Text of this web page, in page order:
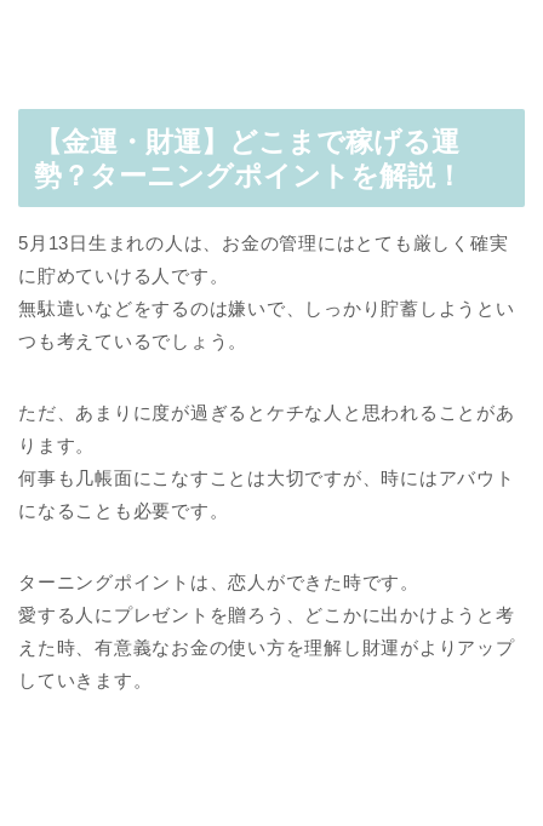
【金運・財運】どこまで稼げる運
勢？ターニングポイントを解説！
5月13日生まれの人は、お金の管理にはとても厳しく確実
に貯めていける人です。
無駄遣いなどをするのは嫌いで、しっかり貯蓄しようとい
つも考えているでしょう。
ただ、あまりに度が過ぎるとケチな人と思われることがあ
ります。
何事も几帳面にこなすことは大切ですが、時にはアバウト
になることも必要です。
ターニングポイントは、恋人ができた時です。
愛する人にプレゼントを贈ろう、どこかに出かけようと考
えた時、有意義なお金の使い方を理解し財運がよりアップ
していきます。